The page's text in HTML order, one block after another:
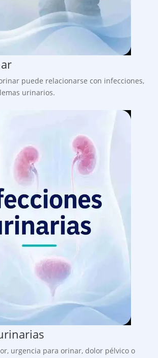
puede relacionarse con infecciones,
urinarios.
urgencia para orinar, dolor pélvico o